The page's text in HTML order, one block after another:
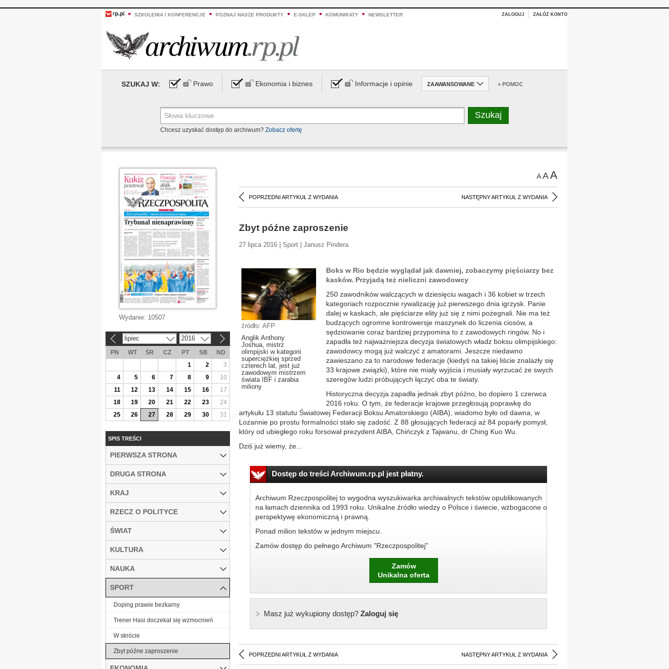
SZKOLENIA I KONFERENCJE POZNAJ NASZE PRODUKTY E-SKLEP KOMUNIKATY NEWSLETTER ZALOGUJ ZAŁÓŻ KONTO
SZUKAJ W: Prawo Ekonomia i biznes Informacje i opinie ZAAWANSOWANE + POMOC
Chcesz uzyskać dostęp do archiwum? Zobacz ofertę
AAA
POPRZEDNI ARTYKUŁ Z WYDANIA NASTĘPNY ARTYKUŁ Z WYDANIA
Zbyt późne zaproszenie
27 lipca 2016 | Sport | Janusz Pindera
źródło: AFP
Anglik Anthony
Joshua, mistrz
olimpijski w kategorii
superciężkiej sprzed
czterech lat, jest już
zawodowym mistrzem
świata IBF i zarabia
miliony
Boks w Rio będzie wyglądał jak dawniej, zobaczymy pięściarzy bez
kasków. Przyjadą też nieliczni zawodowcy
250 zawodników walczących w dziesięciu wagach i 36 kobiet w trzech
kategoriach rozpocznie rywalizację już pierwszego dnia igrzysk. Panie
dalej w kaskach, ale pięściarze elity już się z nimi pożegnali. Nie ma też
budzących ogromne kontrowersje maszynek do liczenia ciosów, a
sędziowanie coraz bardziej przypomina to z zawodowych ringów. No i
zapadła też najważniejsza decyzja światowych władz boksu olimpijskiego:
zawodowcy mogą już walczyć z amatorami. Jeszcze niedawno
zawieszano za to narodowe federacje (kiedyś na takiej liście znalazły się
33 krajowe związki), które nie miały wyjścia i musiały wyrzucać ze swych
szeregów ludzi próbujących łączyć oba te światy.
Historyczna decyzja zapadła jednak zbyt późno, bo dopiero 1 czerwca
2016 roku. O tym, że federacje krajowe przegłosują poprawkę do
artykułu 13 statutu Światowej Federacji Boksu Amatorskiego (AIBA), wiadomo było od dawna, w
Lozannie po prostu formalności stało się zadość. Z 88 głosujących federacji aż 84 poparły pomysł,
który od ubiegłego roku forsował prezydent AIBA, Chińczyk z Tajwanu, dr Ching Kuo Wu.
Dziś już wiemy, że...
Dostęp do treści Archiwum.rp.pl jest płatny.
Archiwum Rzeczpospolitej to wygodna wyszukiwarka archiwalnych tekstów opublikowanych
na łamach dziennika od 1993 roku. Unikalne źródło wiedzy o Polsce i świecie, wzbogacone o
perspektywę ekonomiczną i prawną.
Ponad milion tekstów w jednym miejscu.
Zamów dostęp do pełnego Archiwum "Rzeczpospolitej"
Zamów
Unikalna oferta
Masz już wykupiony dostęp?Zaloguj się
POPRZEDNI ARTYKUŁ Z WYDANIA NASTĘPNY ARTYKUŁ Z WYDANIA
Wydanie: 10507
lipiec 2016
PN WT ŚR CZ PT SB
ND
1
2
3
4
5 6 7 8 9
10
11
12 13 14 15 16
17
18
19 20 21 22 23
24
25
26 27 28 29 30 31
SPIS TREŚCI
PIERWSZA STRONA
DRUGA STRONA
KRAJ
RZECZ O POLITYCE
ŚWIAT
KULTURA
NAUKA
SPORT
Doping prawie bezkarny
Trener Hasi doczekał się wzmocnień
W skrócie
Zbyt późne zaproszenie